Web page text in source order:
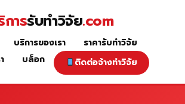
การรับทำวิจัย.com
บริการของเรา
ราคารับทำวิจัย
บล็อก ติดต่อจ้างทำวิจัย